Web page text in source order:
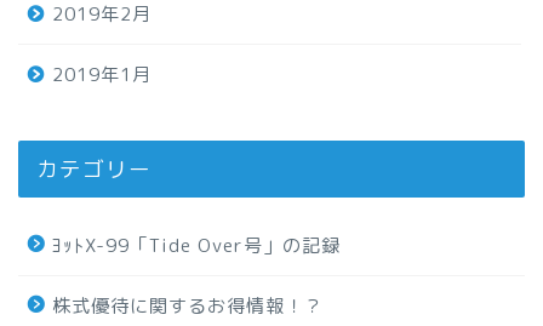
2019年2月
2019年1月
カテゴリー
ﾖｯﾄX-99「Tide Over号」の記録
株式優待に関するお得情報！？